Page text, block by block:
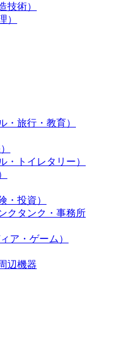
技術）
）
・旅行・教育）
・トイレタリー）
・投資）
クタンク・事務所
ア・ゲーム）
辺機器